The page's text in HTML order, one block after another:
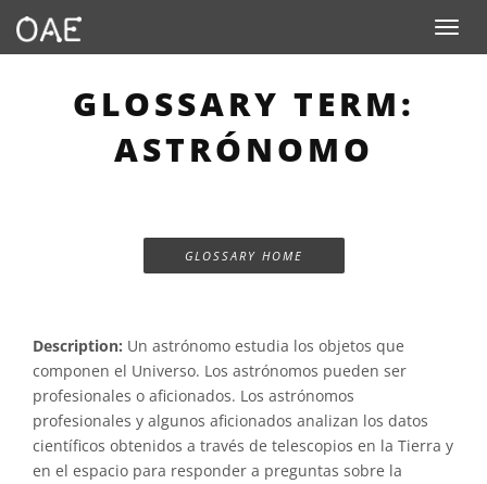
Toggle
GLOSSARY TERM:
ASTRÓNOMO
GLOSSARY HOME
Description: Un astrónomo estudia los objetos que
componen el Universo. Los astrónomos pueden ser
profesionales o aficionados. Los astrónomos
profesionales y algunos aficionados analizan los datos
científicos obtenidos a través de telescopios en la Tierra y
en el espacio para responder a preguntas sobre la